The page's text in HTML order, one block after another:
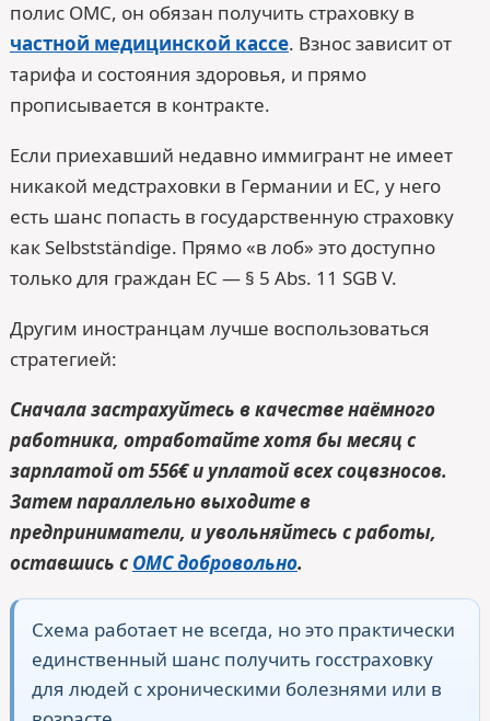
полис ОМС, он обязан получить страховку в
частной медицинской кассе. Взнос зависит от
тарифа и состояния здоровья, и прямо
прописывается в контракте.
Если приехавший недавно иммигрант не имеет
никакой медстраховки в Германии и ЕС, у него
есть шанс попасть в государственную страховку
как Selbst­stän­dige. Прямо «в лоб» это доступно
только для граждан ЕС — § 5 Abs. 11 SGB V.
Другим иностранцам лучше воспользоваться
стратегией:
Сначала застрахуйтесь в качестве наёмного
работника, отработайте хотя бы месяц с
зарплатой от 556€ и уплатой всех соцвзносов.
Затем параллельно выходите в
предприниматели, и увольняйтесь с работы,
оставшись сОМС добровольно.
Схема работает не всегда, но это практически
единственный шанс получить госстраховку
для людей с хроническими болезнями или в